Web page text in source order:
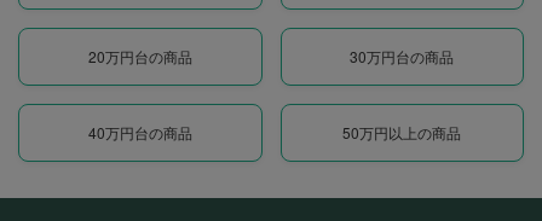
20万円台の商品 30万円台の商品
40万円台の商品 50万円以上の商品